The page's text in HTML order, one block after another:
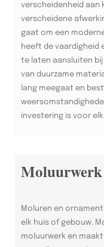
verscheidenheid aan
verscheidene
gaat om een
heeft de vaardigheid
te laten aansluiten bij
van duurzame
lang meegaat en
investering is voor
Moluurwerk
Moluren en
elk huis of gebouw.
moluurwerk en